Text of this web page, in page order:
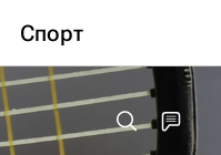
Спорт